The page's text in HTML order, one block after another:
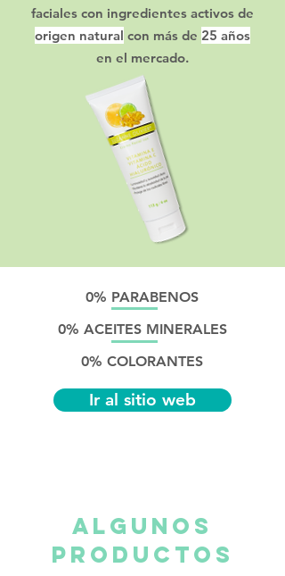
faciales con ingredientes activos de
origen natural con más de 25 años
en el mercado.
0% PARABENOS
0% ACEITES MINERALES
0% COLORANTES
Ir al sitio web
algunos
productos